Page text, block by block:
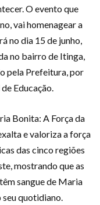
O evento que
vai homenagear a
no dia 15 de junho,
no bairro de Itinga,
pela Prefeitura, por
Educação.
Bonita: A Força da
e valoriza a força
das cinco regiões
mostrando que as
sangue de Maria
seu quotidiano.